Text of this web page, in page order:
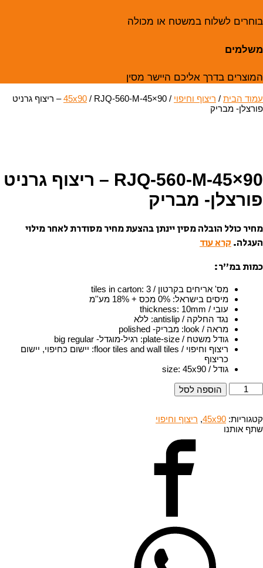
בוחרים לשלוח במשטח או מכולה
משלמים
המוצרים בדרך אליכם היישר מסין
עמוד הבית / ריצוף וחיפוי /
45x90/ RJQ-560-M-45×90 – ריצוף גרניט
פורצלן- מבריק
RJQ-560-M-45×90 – ריצוף גרניט
פורצלן- מבריק
מחיר כולל הובלה מסין יינתן בהצעת מחיר מסודרת לאחר מילוי
העגלה.קרא עוד
כמות במ”ר:
מס' אריחים בקרטון / tiles in carton :3
מיסים בישראל: 0% מכס + 18% מע''מ
עובי / thickness
: 10mm
נגד החלקה / antislip
: ללא
מראה / look
: מבריק- polished
גודל משטח / plate-size
: רגיל-מוגדל- big regular
ריצוף וחיפוי / floor tiles and wall tiles
: יישום כחיפוי, יישום
כריצוף
גודל / size
:45x90
כמות
של
560-
M-
45x90
הוספה לסל
קטגוריות: 45x90
, ריצוף וחיפוי
שתף אותנו